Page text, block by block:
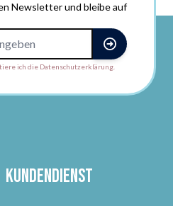
Newsletter und bleibe auf
ich die Datenschutzerklärung.
Kundendienst